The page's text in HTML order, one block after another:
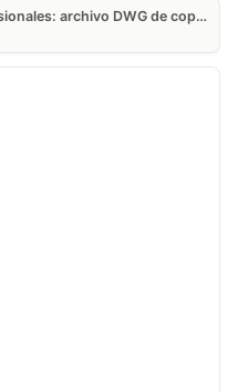
Para proyectos profesionales: archivo DWG de copas de vino de vidrio soplado